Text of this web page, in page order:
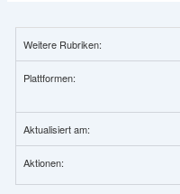
Weitere Rubriken:
Plattformen:
Aktualisiert am:
Aktionen: